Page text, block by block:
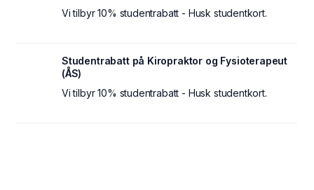
Vi tilbyr 10% studentrabatt - Husk studentkort.
Studentrabatt på Kiropraktor og Fysioterapeut
(ÅS)
Vi tilbyr 10% studentrabatt - Husk studentkort.